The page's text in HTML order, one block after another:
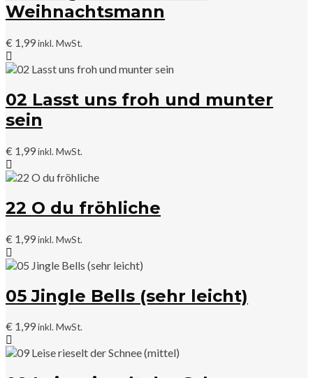
Weihnachtsmann
€ 1,99inkl. MwSt.
02 Lasst uns froh und munter
sein
€ 1,99inkl. MwSt.
22 O du fröhliche
€ 1,99inkl. MwSt.
05 Jingle Bells (sehr leicht)
€ 1,99inkl. MwSt.